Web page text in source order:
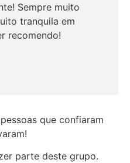
Sempre muito
tranquila em
recomendo!
que confiaram
parte deste grupo.